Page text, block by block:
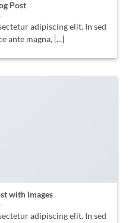
Post
adipiscing elit. In sed
ante magna, [...]
with Images
adipiscing elit. In sed